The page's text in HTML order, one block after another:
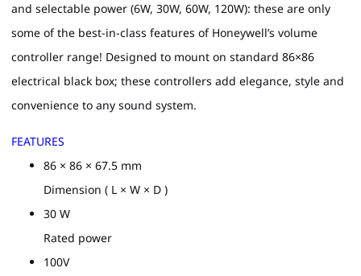
and selectable power (6W, 30W, 60W, 120W): these are only
some of the best-in-class features of Honeywell’s volume
controller range! Designed to mount on standard 86×86
electrical black box; these controllers add elegance, style and
convenience to any sound system.
FEATURES
86 × 86 × 67.5 mm
Dimension ( L × W × D )
30 W
Rated power
100V